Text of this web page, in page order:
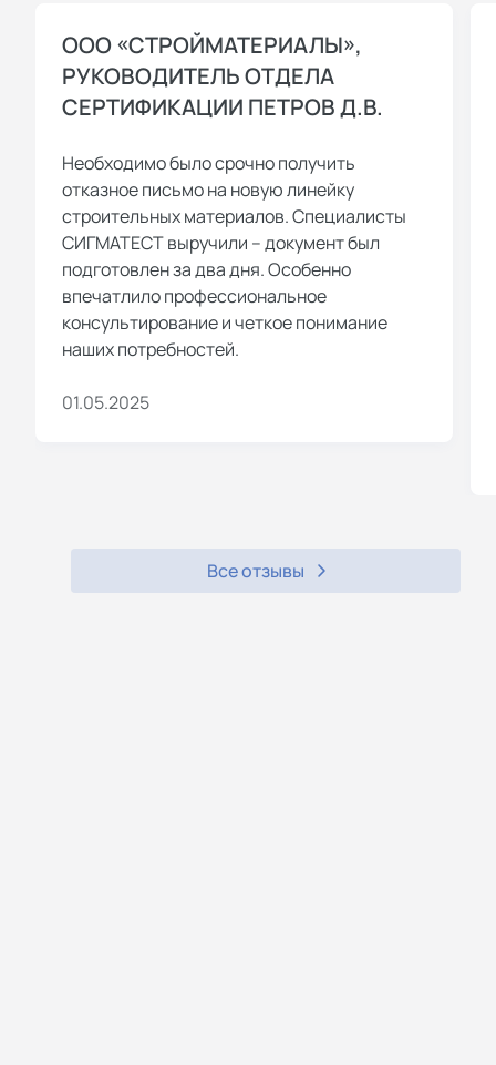
ООО «СТРОЙМАТЕРИАЛЫ»,
РУКОВОДИТЕЛЬ ОТДЕЛА
СЕРТИФИКАЦИИ ПЕТРОВ Д.В.
Необходимо было срочно получить
отказное письмо на новую линейку
строительных материалов. Специалисты
СИГМАТЕСТ выручили – документ был
подготовлен за два дня. Особенно
впечатлило профессиональное
консультирование и четкое понимание
наших потребностей.
01.05.2025
Все отзывы